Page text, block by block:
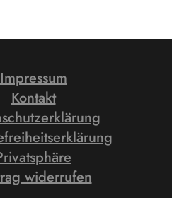
Impressum
Kontakt
widerrufen